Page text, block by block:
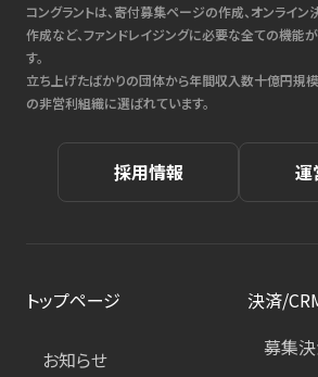
コングラントは、寄付募集ページの作成、オンライン
作成など、ファンドレイジングに必要な全ての機能
す。
立ち上げたばかりの団体から年間収入数十億円規
の非営利組織に選ばれています。
採用情報 運
トップページ
お知らせ
決済/
募集